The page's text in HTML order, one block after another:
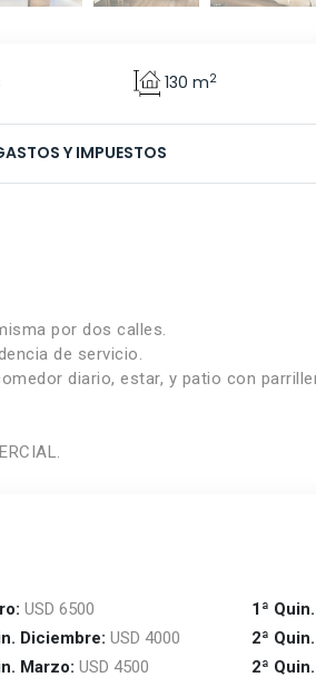
130 m2
Y IMPUESTOS
por dos calles.
de servicio.
diario, estar, y patio con
USD 6500 1ª
Diciembre: USD 4000 2ª
Marzo: USD 4500 2ª